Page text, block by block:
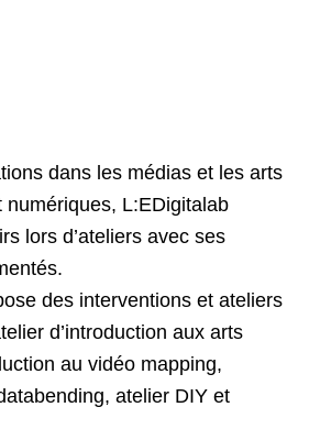
dans les médias et les arts
numériques, L:EDigitalab
lors d’ateliers avec ses
des interventions et ateliers
d’introduction aux arts
au vidéo mapping,
atelier DIY et